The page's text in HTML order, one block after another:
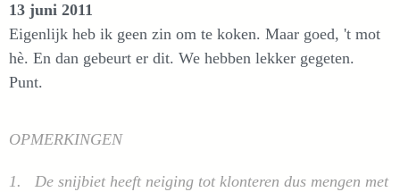
13 juni 2011
Eigenlijk heb ik geen zin om te koken. Maar goed, 't mot
hè. En dan gebeurt er dit. We hebben lekker gegeten.
Punt.
OPMERKINGEN
1. De snijbiet heeft neiging tot klonteren dus mengen met